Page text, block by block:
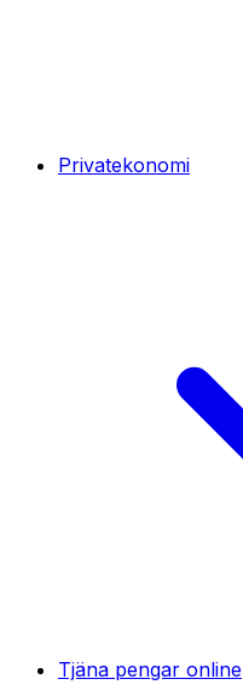
Privatekonomi
Tjäna pengar online